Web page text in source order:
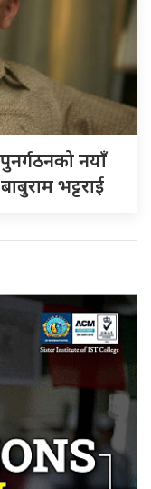
नयाँ
भट्टराई